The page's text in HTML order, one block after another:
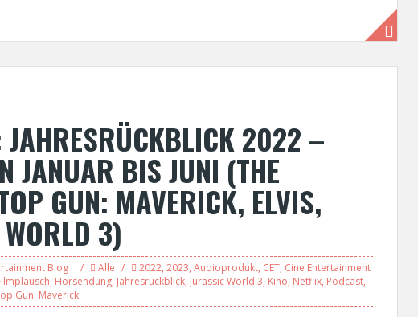
JAHRESRÜCKBLICK 2022 –
JANUAR BIS JUNI (THE
GUN: MAVERICK, ELVIS,
3)
Blog Alle 2022, 2023, Audioprodukt, CET, Cine Entertainment
, Hörsendung, Jahresrückblick, Jurassic World 3, Kino, Netflix, Podcast,
Gun: Maverick